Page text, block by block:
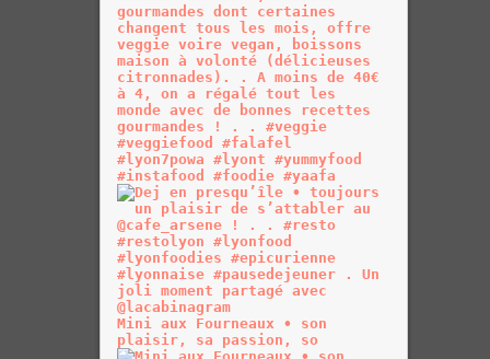
Mini aux Fourneaux • son
plaisir, sa passion, so